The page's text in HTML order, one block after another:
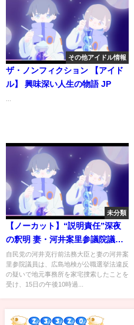
その他アイドル情報
ザ・ノンフィクション 【アイド
ル】 興味深い人生の物語 JP
未分類
【ノーカット】“説明責任”深夜
の釈明 妻・河井案里参議院議員
【概要欄に文字起こしあり】
自民党の河井克行前法務大臣と妻の河井案
里参院議員は、広島地検が公職選挙法違反
の疑いで地元事務所を家宅捜索したことを
受け、15日の午後10時過...